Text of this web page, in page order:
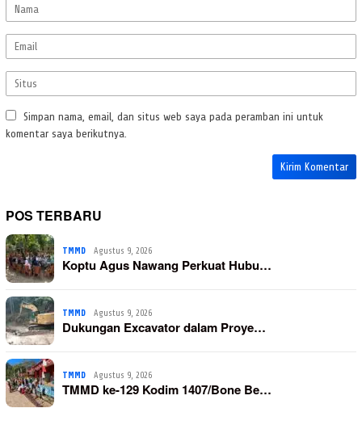
Simpan nama, email, dan situs web saya pada peramban ini untuk
komentar saya berikutnya.
POS TERBARU
TMMD Agustus 9, 2026
Koptu Agus Nawang Perkuat Hubu…
TMMD Agustus 9, 2026
Dukungan Excavator dalam Proye…
TMMD Agustus 9, 2026
TMMD ke-129 Kodim 1407/Bone Be…